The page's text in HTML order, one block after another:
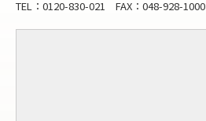
TEL：0120-830-021 FAX：048-928-1000